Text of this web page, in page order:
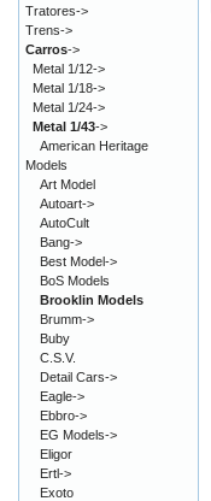
Tratores->
Trens->
Carros->
Metal 1/12->
Metal 1/18->
Metal 1/24->
Metal 1/43->
American Heritage
Models
Art Model
Autoart->
AutoCult
Bang->
Best Model->
BoS Models
Brooklin Models
Brumm->
Buby
C.S.V.
Detail Cars->
Eagle->
Ebbro->
EG Models->
Eligor
Ertl->
Exoto